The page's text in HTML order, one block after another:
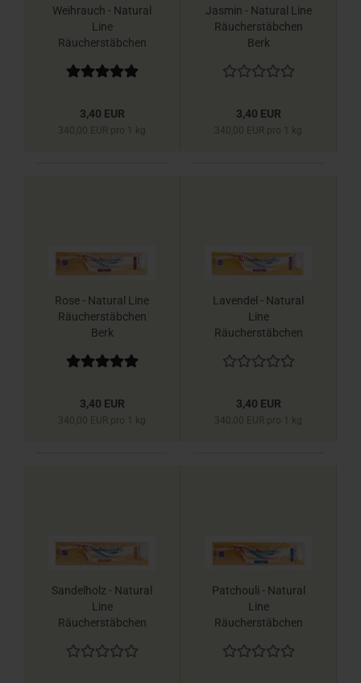
Weihrauch - Natural
Line
Räucherstäbchen
3,40 EUR
340,00 EUR pro 1 kg
Jasmin - Natural Line
Räucherstäbchen
Berk
3,40 EUR
340,00 EUR pro 1 kg
Rose - Natural Line
Räucherstäbchen
Berk
3,40 EUR
340,00 EUR pro 1 kg
Lavendel - Natural
Line
Räucherstäbchen
3,40 EUR
340,00 EUR pro 1 kg
Sandelholz - Natural
Line
Räucherstäbchen
Patchouli - Natural
Line
Räucherstäbchen